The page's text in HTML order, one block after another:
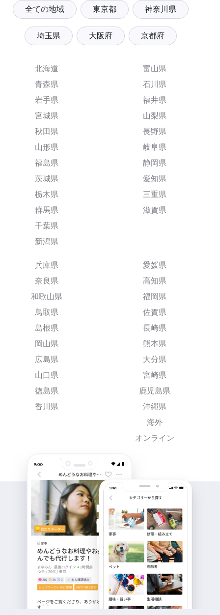
全ての地域 東京都 神奈川県
埼玉県 大阪府 京都府
北海道
青森県
岩手県
宮城県
秋田県
山形県
福島県
茨城県
栃木県
群馬県
千葉県
新潟県
富山県
石川県
福井県
山梨県
長野県
岐阜県
静岡県
愛知県
三重県
滋賀県
兵庫県
奈良県
和歌山県
鳥取県
島根県
岡山県
広島県
山口県
徳島県
香川県
愛媛県
高知県
福岡県
佐賀県
長崎県
熊本県
大分県
宮崎県
鹿児島県
沖縄県
海外
オンライン